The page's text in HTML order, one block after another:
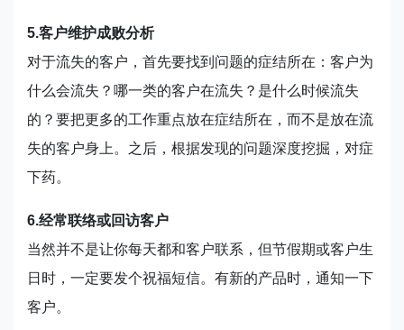
5.客户维护成败分析
对于流失的客户，首先要找到问题的症结所在：客户为
什么会流失？哪一类的客户在流失？是什么时候流失
的？要把更多的工作重点放在症结所在，而不是放在流
失的客户身上。之后，根据发现的问题深度挖掘，对症
下药。
6.经常联络或回访客户
当然并不是让你每天都和客户联系，但节假期或客户生
日时，一定要发个祝福短信。有新的产品时，通知一下
客户。